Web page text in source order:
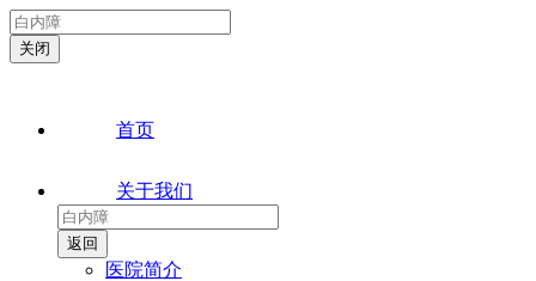
首页
关于我们
医院简介